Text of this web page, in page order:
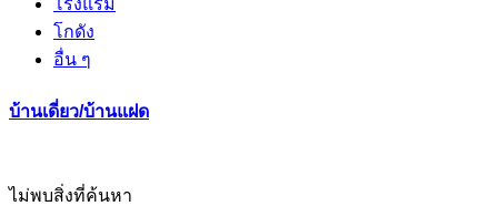
โรงแรม
โกดัง
อื่น ๆ
บ้านเดี่ยว/บ้านแฝด
ไม่พบสิ่งที่ค้นหา